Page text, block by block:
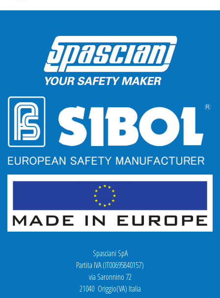
Spasciani SpA
Partita IVA (IT00695840157)
via Saronnino 72
21040 Origgio(VA) Italia